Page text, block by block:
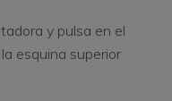
y pulsa en el
esquina superior